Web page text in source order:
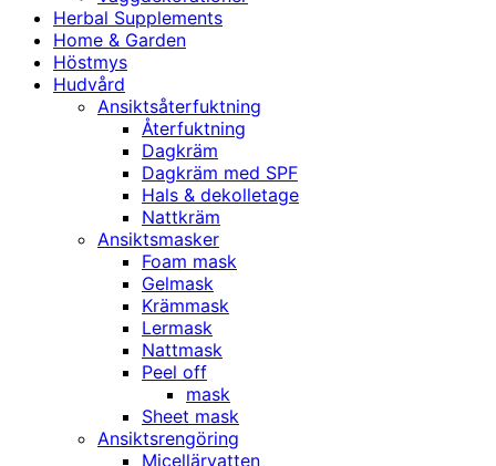
Herbal Supplements
Home & Garden
Höstmys
Hudvård
Ansiktsåterfuktning
Återfuktning
Dagkräm
Dagkräm med SPF
Hals & dekolletage
Nattkräm
Ansiktsmasker
Foam mask
Gelmask
Krämmask
Lermask
Nattmask
Peel off
mask
Sheet mask
Ansiktsrengöring
Micellärvatten